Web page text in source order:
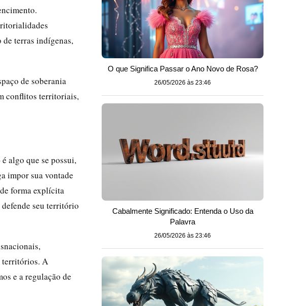
terras indígenas,
de soberania
conflitos territoriais,
algo que se possui,
impor sua vontade
forma explícita
seu território
territórios. A
e a regulação de
O que Significa Passar o Ano Novo de Rosa?
26/05/2026 às 23:46
Cabalmente Significado: Entenda o Uso da
Palavra
26/05/2026 às 23:46